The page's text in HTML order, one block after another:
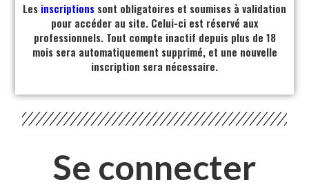
Les inscriptions sont obligatoires et soumises à validation
pour accéder au site. Celui-ci est réservé aux
professionnels. Tout compte inactif depuis plus de 18
mois sera automatiquement supprimé, et une nouvelle
inscription sera nécessaire.
Se connecter